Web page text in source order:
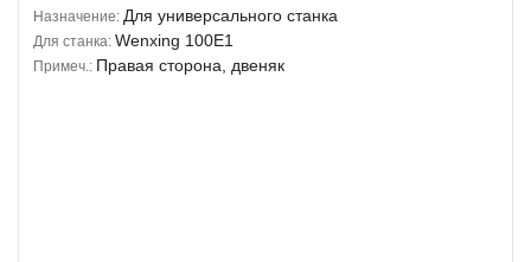
Назначение: Для универсального станка
Для станка: Wenxing 100E1
Примеч.: Правая сторона, двеняк